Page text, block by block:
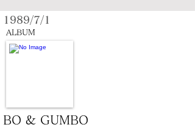
BO & GUMBO
1989/7/1
ALBUM